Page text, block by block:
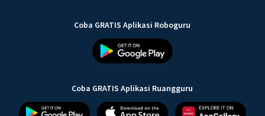
Coba GRATIS Aplikasi Roboguru
Coba GRATIS Aplikasi Ruangguru